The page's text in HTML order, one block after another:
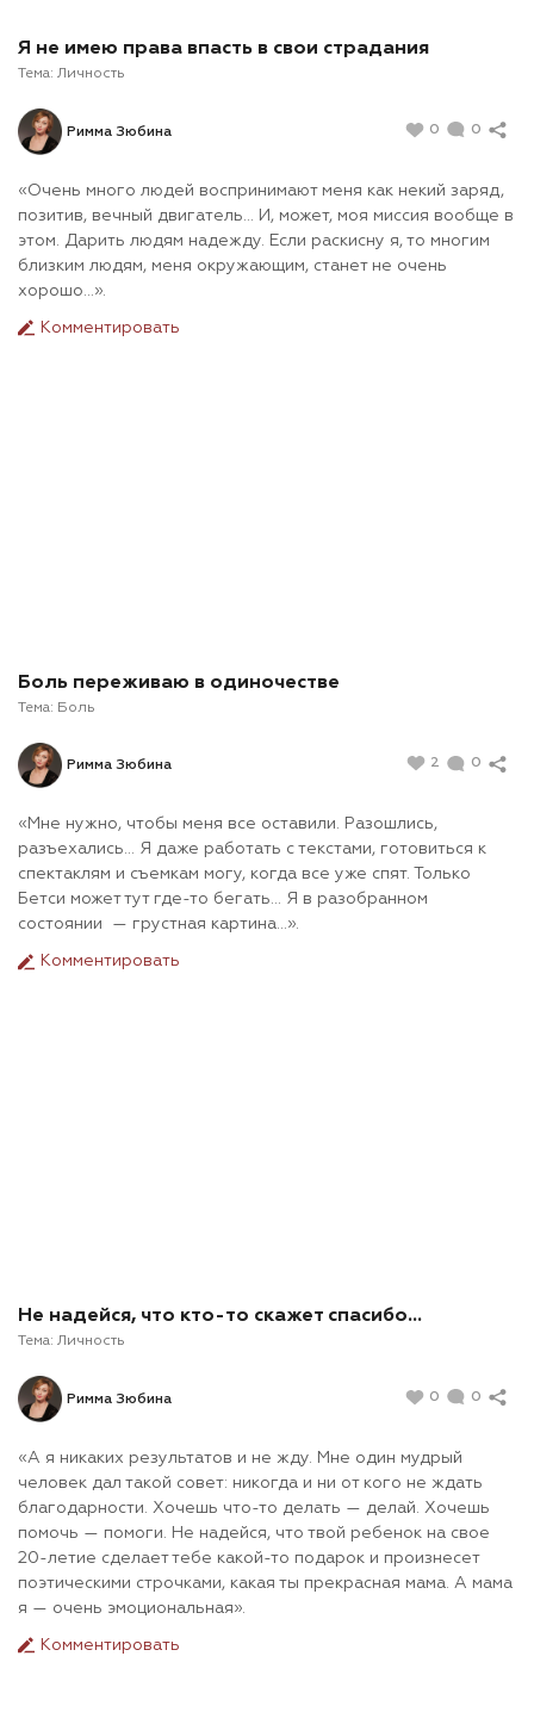
Я не имею права впасть в свои страдания
Тема: Личность
Римма Зюбина 0 0
«Очень много людей воспринимают меня как некий заряд,
позитив, вечный двигатель… И, может, моя миссия вообще в
этом. Дарить людям надежду. Если раскисну я, то многим
близким людям, меня окружающим, станет не очень
хорошо…».
Комментировать
Боль переживаю в одиночестве
Тема: Боль
Римма Зюбина 2 0
«Мне нужно, чтобы меня все оставили. Разошлись,
разъехались... Я даже работать с текстами, готовиться к
спектаклям и съемкам могу, когда все уже спят. Только
Бетси может тут где-то бегать... Я в разобранном
состоянии — грустная картина...».
Комментировать
Не надейся, что кто-то скажет спасибо…
Тема: Личность
Римма Зюбина 0 0
«А я никаких результатов и не жду. Мне один мудрый
человек дал такой совет: никогда и ни от кого не ждать
благодарности. Хочешь что-то делать — делай. Хочешь
помочь — помоги. Не надейся, что твой ребенок на свое
20-летие сделает тебе какой-то подарок и произнесет
поэтическими строчками, какая ты прекрасная мама. А мама
я — очень эмоциональная».
Комментировать